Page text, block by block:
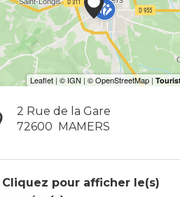
2 Rue de la Gare
72600
MAMERS
Cliquez pour afficher le(s)